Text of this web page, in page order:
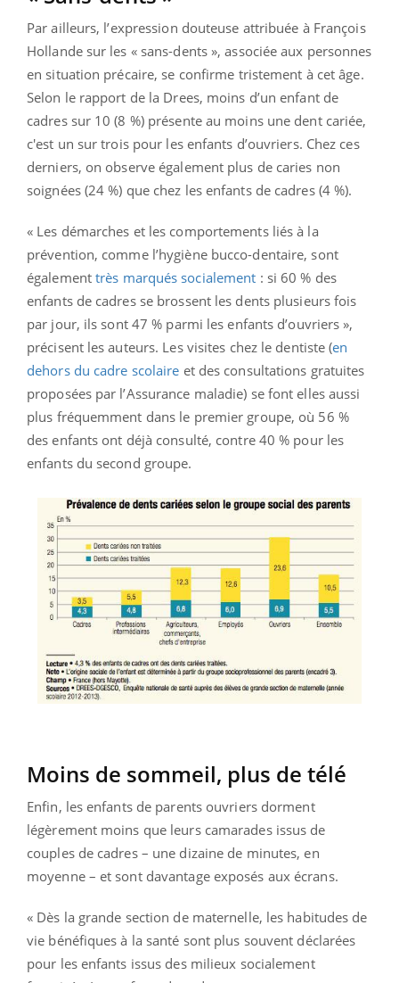
Par ailleurs, l’expression douteuse attribuée à François
Hollande sur les « sans-dents », associée aux personnes
en situation précaire, se confirme tristement à cet âge.
Selon le rapport de la Drees, moins d’un enfant de
cadres sur 10 (8 %) présente au moins une dent cariée,
c'est un sur trois pour les enfants d’ouvriers. Chez ces
derniers, on observe également plus de caries non
soignées (24 %) que chez les enfants de cadres (4 %).
« Les démarches et les comportements liés à la
prévention, comme l’hygiène bucco-dentaire, sont
également très marqués socialement : si 60 % des
enfants de cadres se brossent les dents plusieurs fois
par jour, ils sont 47 % parmi les enfants d’ouvriers »,
précisent les auteurs. Les visites chez le dentiste (en
dehors du cadre scolaire et des consultations gratuites
proposées par l’Assurance maladie) se font elles aussi
plus fréquemment dans le premier groupe, où 56 %
des enfants ont déjà consulté, contre 40 % pour les
enfants du second groupe.
Moins de sommeil, plus de télé
Enfin, les enfants de parents ouvriers dorment
légèrement moins que leurs camarades issus de
couples de cadres – une dizaine de minutes, en
moyenne – et sont davantage exposés aux écrans.
« Dès la grande section de maternelle, les habitudes de
vie bénéfiques à la santé sont plus souvent déclarées
pour les enfants issus des milieux socialement